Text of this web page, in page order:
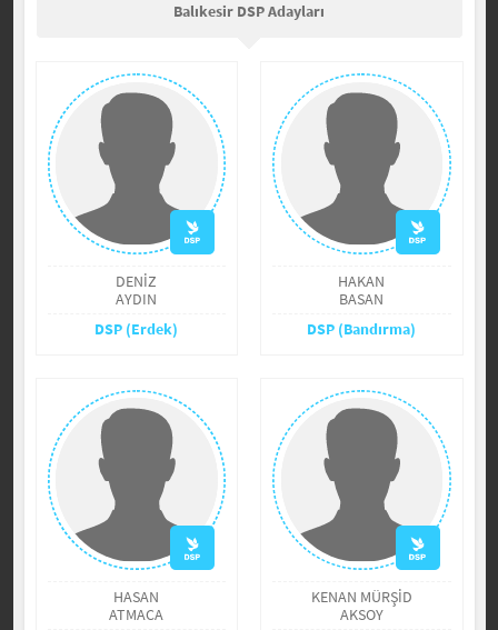
Balıkesir DSP Adayları
DENİZ
AYDIN
DSP (Erdek)
HAKAN
BASAN
DSP (Bandırma)
HASAN
ATMACA
KENAN MÜRŞİD
AKSOY